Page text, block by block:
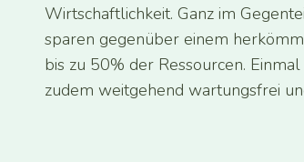
Wirtschaftlichkeit. Ganz im
sparen gegenüber einem
bis zu 50% der Ressourcen.
zudem weitgehend wartungsfrei